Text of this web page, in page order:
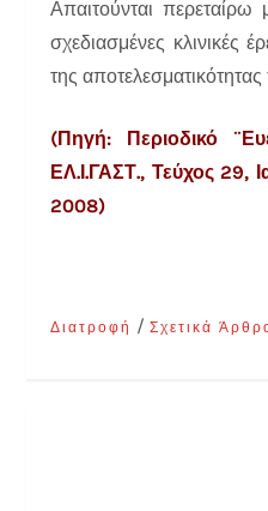
Απαιτούνται περεταίρω
σχεδιασμένες κλινικές
της
(Πηγή: Περιοδικό
ΕΛ.Ι.ΓΑΣΤ., Τεύχος 29,
2008)
Διατροφή /Σχετικά